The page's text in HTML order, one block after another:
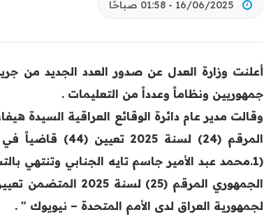
16/06/2025 - 01:58 صباحًا
جمهوريين ونظاماً وعدداً من التعليمات .
وقالت مدير عام دائرة الوقائع العراقية السيدة
المرقم (24)
الجمهوري المرقم
لجمهورية العراق لدى الأمم المتحدة – نيويوك " .